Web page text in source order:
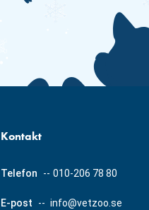
Kontakt
Telefon -- 010-206 78 80
E-post -- info@vetzoo.se